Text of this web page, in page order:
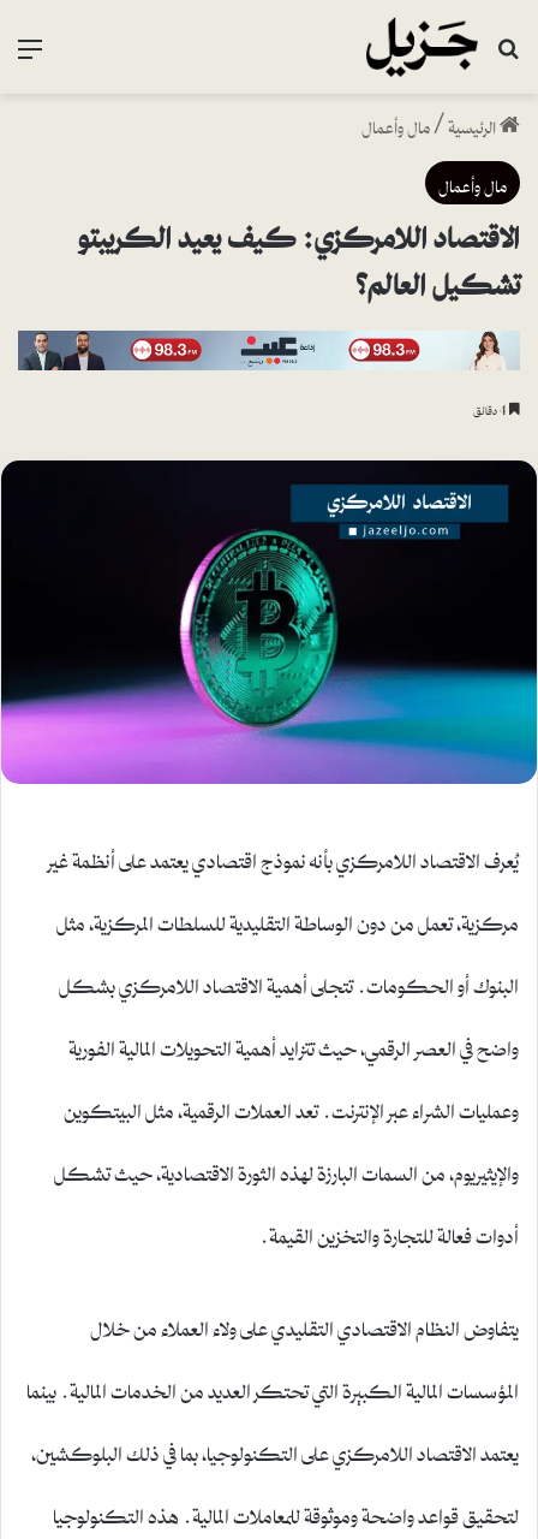
بحث عن
الرئيسية/مال وأعمال
مال وأعمال
الاقتصاد اللامركزي: كيف يعيد الكريبتو
تشكيل العالم؟
يُعرف الاقتصاد اللامركزي بأنه نموذج اقتصادي يعتمد على أنظمة غير
مركزية، تعمل من دون الوساطة التقليدية للسلطات المركزية، مثل
البنوك أو الحكومات. تتجلى أهمية الاقتصاد اللامركزي بشكل
واضح في العصر الرقمي، حيث تتزايد أهمية التحويلات المالية الفورية
وعمليات الشراء عبر الإنترنت. تعد العملات الرقمية، مثل البيتكوين
والإيثيريوم، من السمات البارزة لهذه الثورة الاقتصادية، حيث تشكل
أدوات فعالة للتجارة والتخزين القيمة.
يتفاوض النظام الاقتصادي التقليدي على ولاء العملاء من خلال
المؤسسات المالية الكبيرة التي تحتكر العديد من الخدمات المالية. بينما
يعتمد الاقتصاد اللامركزي على التكنولوجيا، بما في ذلك البلوكشين،
لتحقيق قواعد واضحة وموثوقة للمعاملات المالية. هذه التكنولوجيا